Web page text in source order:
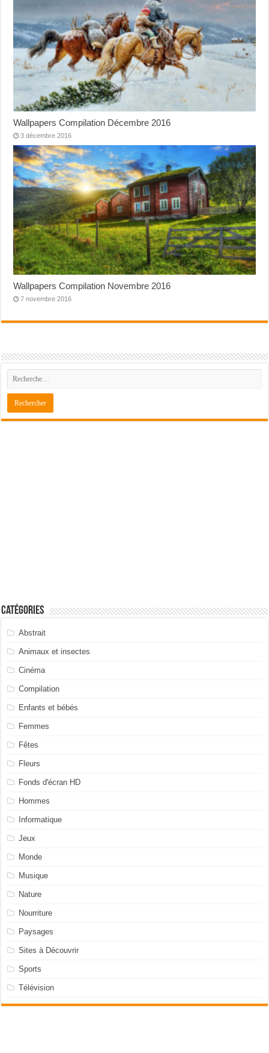
Wallpapers Compilation Décembre 2016
3 décembre 2016
Wallpapers Compilation Novembre 2016
7 novembre 2016
Catégories
Abstrait
Animaux et insectes
Cinéma
Compilation
Enfants et bébés
Femmes
Fêtes
Fleurs
Fonds d'écran HD
Hommes
Informatique
Jeux
Monde
Musique
Nature
Nourriture
Paysages
Sites à Découvrir
Sports
Télévision